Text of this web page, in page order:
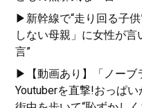
▶新幹線で“走り回る子
しない母親」に女性が言
言”
▶【動画あり】「ノーブ
Youtuberを直撃!おっぱ